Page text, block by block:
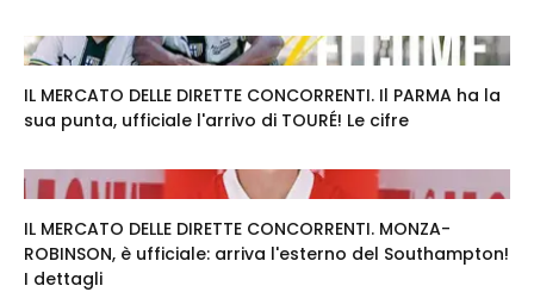
IL MERCATO DELLE DIRETTE CONCORRENTI. Il PARMA ha la
sua punta, ufficiale l'arrivo di TOURÉ! Le cifre
IL MERCATO DELLE DIRETTE CONCORRENTI. MONZA-
ROBINSON, è ufficiale: arriva l'esterno del Southampton!
I dettagli